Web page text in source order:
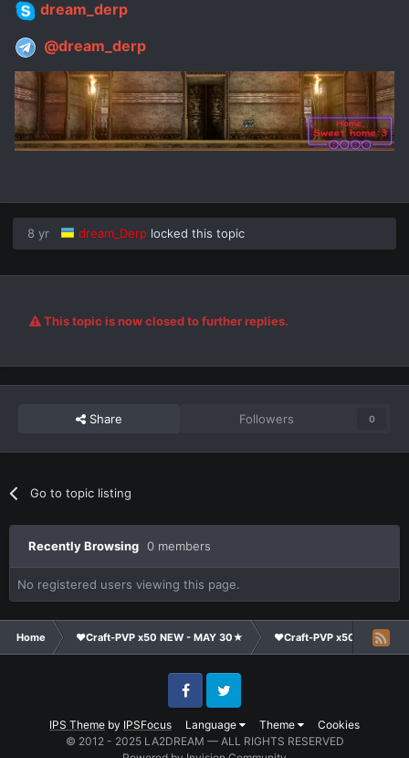
dream_derp
@dream_derp
8 yr dream_Derp locked this topic
This topic is now closed to further replies.
Share Followers 0
Go to topic listing
Recently Browsing 0 members
No registered users viewing this page.
Home ❤Craft-PVP x50 NEW - MAY 30★ ❤Craft-PVP x50★
IPS Theme by IPSFocus Language Theme Cookies
FacebookTwitter
© 2012 - 2025 LA2DREAM — ALL RIGHTS RESERVED